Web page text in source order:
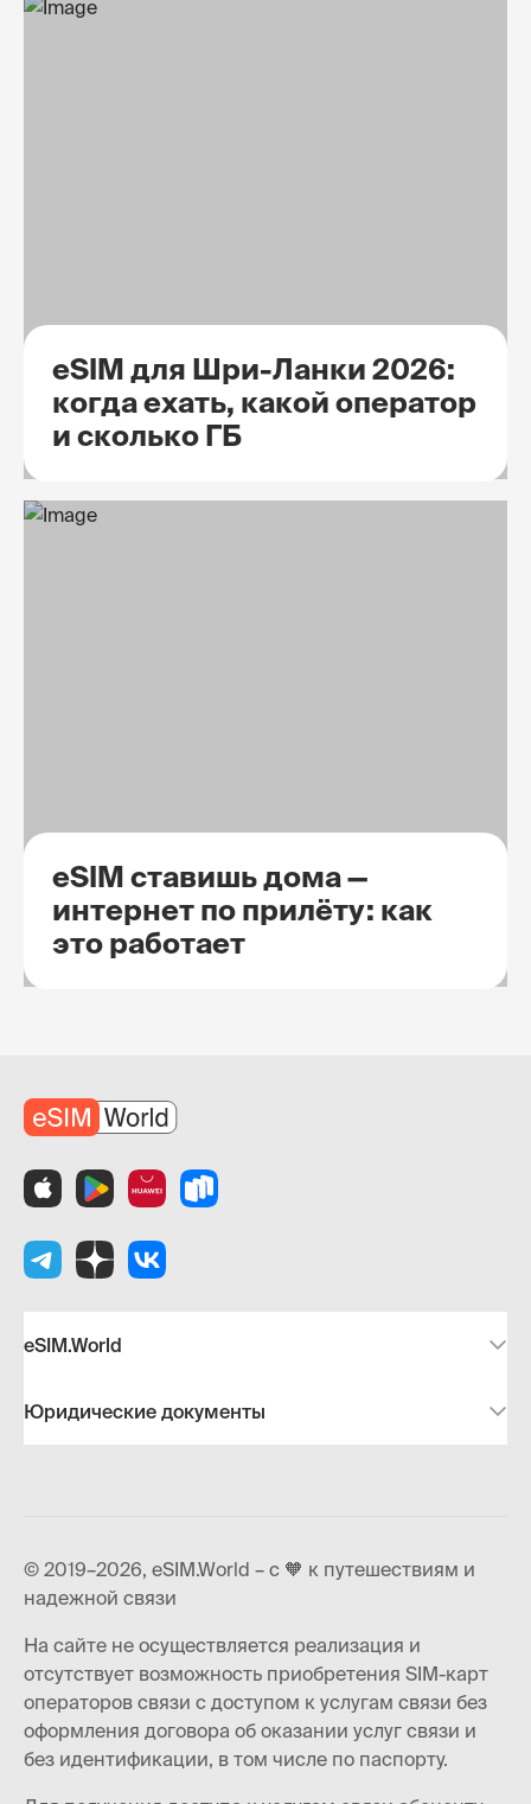
eSIM для Шри-Ланки 2026:
когда ехать, какой оператор
и сколько ГБ
eSIM ставишь дома —
интернет по прилёту: как
это работает
eSIM.World
Юридические документы
© 2019–2026, eSIM.World – с 🧡 к путешествиям и
надежной связи
На сайте не осуществляется реализация и
отсутствует возможность приобретения SIM-карт
операторов связи с доступом к услугам связи без
оформления договора об оказании услуг связи и
без идентификации, в том числе по паспорту.